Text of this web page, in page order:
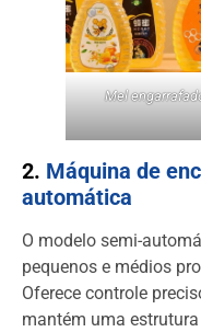
Mel
2. Máquina de
automática
O modelo semi-
pequenos e médios
Oferece controle
mantém uma